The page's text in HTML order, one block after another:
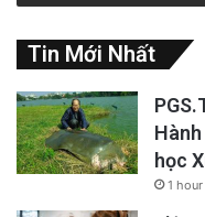
Tin Mới Nhất
học
1